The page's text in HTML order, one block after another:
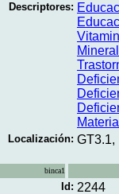
Descriptores:
Localización: GT3.1,
binca1
Id: 2244